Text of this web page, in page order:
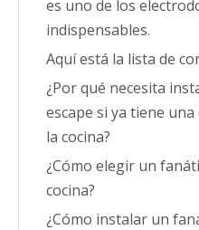
es uno de los
indispensables.
Aquí está la lista de
¿Por qué necesita
escape si ya tiene
la cocina?
¿Cómo elegir un
cocina?
¿Cómo instalar un